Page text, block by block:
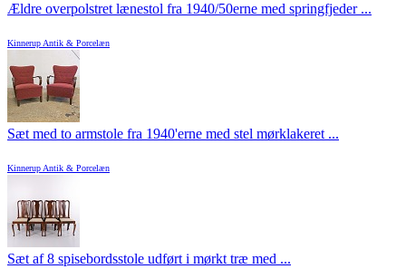
Ældre overpolstret lænestol fra 1940/50erne med springfjeder ...
Kinnerup Antik & Porcelæn
Sæt med to armstole fra 1940'erne med stel mørklakeret ...
Kinnerup Antik & Porcelæn
Sæt af 8 spisebordsstole udført i mørkt træ med ...